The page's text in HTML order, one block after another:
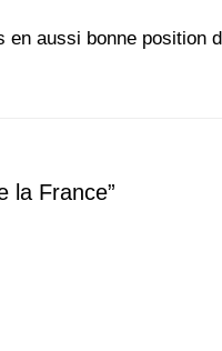
aussi bonne
la France”